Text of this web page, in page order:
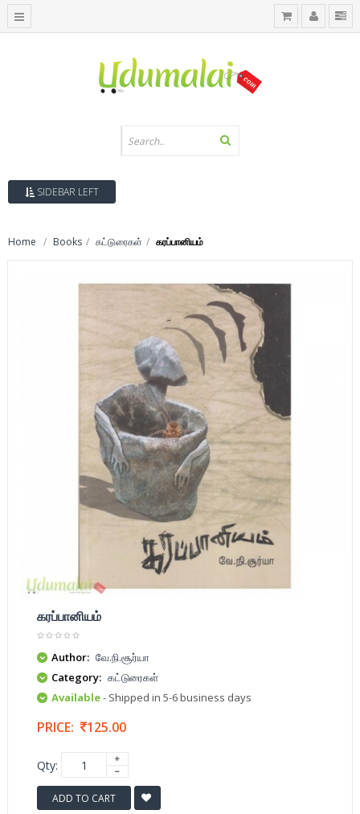
SIDEBAR LEFT
Home Books கட்டுரைகள் கரப்பானியம்
கரப்பானியம்
Author: வே.நி.சூர்யா
Category: கட்டுரைகள்
Available- Shipped in 5-6 business days
PRICE: 125.00
Qty:
ADD TO CART